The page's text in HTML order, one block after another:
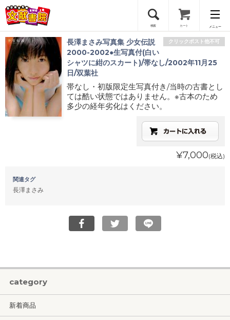
検索 カート メニュー
会員登録
ログイン
クリックポスト他不可
長澤まさみ写真集 少女伝説
2000-2002●生写真付(白い
シャツに紺のスカート)/帯なし/2002年11月25
日/双葉社
帯なし・初版限定生写真付き/当時の古書とし
ては酷い状態ではありません。※古本のため
多少の経年劣化はください。
¥7,000(税込)
関連タグ
長澤まさみ
category
新着商品